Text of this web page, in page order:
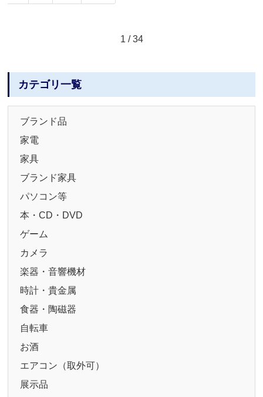
1 / 34
カテゴリ一覧
ブランド品
家電
家具
ブランド家具
パソコン等
本・CD・DVD
ゲーム
カメラ
楽器・音響機材
時計・貴金属
食器・陶磁器
自転車
お酒
エアコン（取外可）
展示品